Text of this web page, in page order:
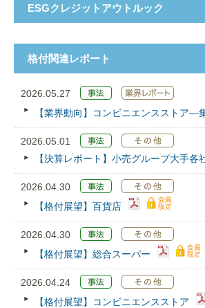
ESGクレジットアウトルック
格付関連レポート
2026.05.27
【業界動向】コンビニエンスストア
2026.05.01
【決算レポート】小売グループ大手各
2026.04.30
【格付展望】百貨店
2026.04.30
【格付展望】総合スーパー
2026.04.24
【格付展望】コンビニエンスストア